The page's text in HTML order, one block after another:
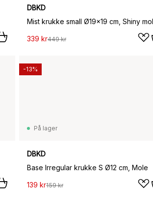
DBKD
Mist krukke small Ø19x19 cm, Shiny
339 kr449 kr
På lager
DBKD
Base Irregular krukke S Ø12 cm, Mole
139 kr159 kr
-13%